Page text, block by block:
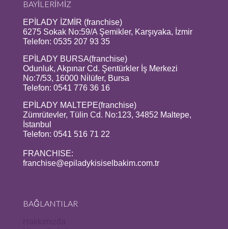
BAYİLERİMİZ
EPİLADY İZMİR (franchise)
6275 Sokak No:59/A Şemikler, Karşıyaka, İzmir
Telefon: 0535 207 93 35
EPİLADY BURSA(franchise)
Odunluk, Akpınar Cd. Şentürkler İş Merkezi
No:7/53, 16000 Ni̇lüfer, Bursa
Telefon: 0541 776 36 16
EPİLADY MALTEPE(franchise)
Zümrütevler, Tülin Cd. No:123, 34852 Maltepe,
İstanbul
Telefon: 0541 516 71 22
FRANCHISE:
franchise@epiladykisiselbakim.com.tr
BAĞLANTILAR